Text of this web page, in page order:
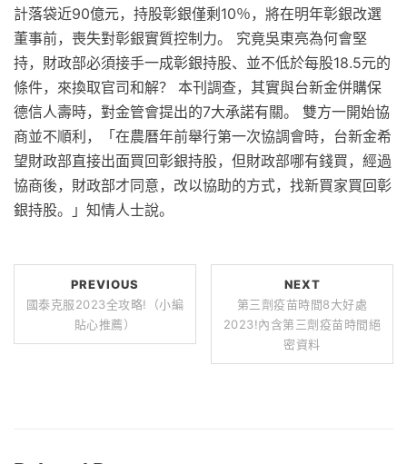
計落袋近90億元，持股彰銀僅剩10％，將在明年彰銀改選
董事前，喪失對彰銀實質控制力。 究竟吳東亮為何會堅
持，財政部必須接手一成彰銀持股、並不低於每股18.5元的
條件，來換取官司和解？ 本刊調查，其實與台新金併購保
德信人壽時，對金管會提出的7大承諾有關。 雙方一開始協
商並不順利，「在農曆年前舉行第一次協調會時，台新金希
望財政部直接出面買回彰銀持股，但財政部哪有錢買，經過
協商後，財政部才同意，改以協助的方式，找新買家買回彰
銀持股。」知情人士說。
PREVIOUS
國泰克服2023全攻略!（小編
貼心推薦）
NEXT
第三劑疫苗時間8大好處
2023!內含第三劑疫苗時間絕
密資料